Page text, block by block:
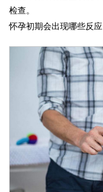
检查。
怀孕初期会出现哪些反应